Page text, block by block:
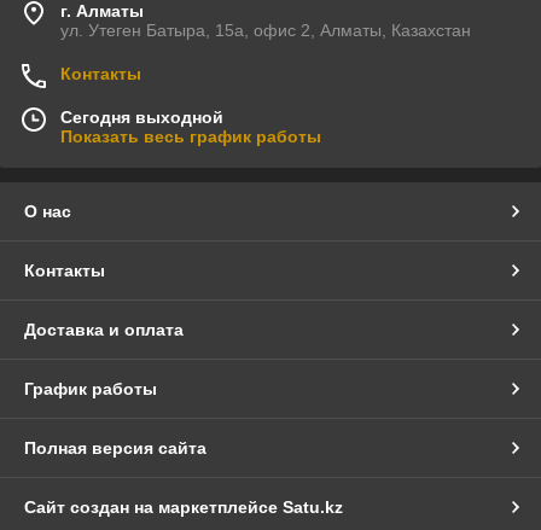
г. Алматы
ул. Утеген Батыра, 15а, офис 2, Алматы, Казахстан
Контакты
Сегодня выходной
Показать весь график работы
О нас
Контакты
Доставка и оплата
График работы
Полная версия сайта
Сайт создан на маркетплейсе Satu.kz